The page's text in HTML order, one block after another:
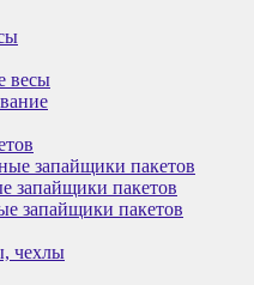
весы
запайщики пакетов
запайщики пакетов
запайщики пакетов
чехлы